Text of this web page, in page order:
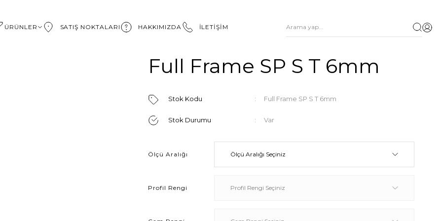
ÜRÜNLER SATIŞ NOKTALARI HAKKIMIZDA İLETİŞİM
Full Frame SP S T 6mm
Stok Kodu Full Frame SP S T 6mm
Stok Durumu Var
Ölçü Aralığı
Profil Rengi